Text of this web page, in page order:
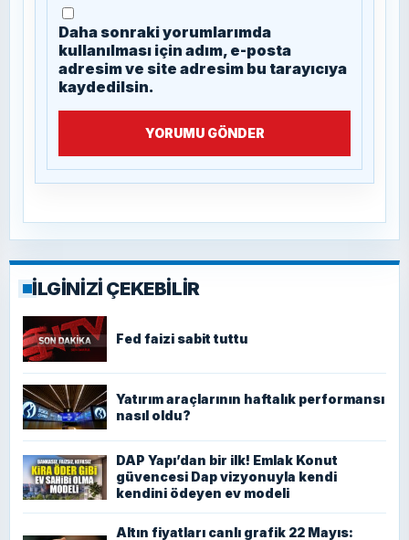
Daha sonraki yorumlarımda
kullanılması için adım, e-posta
adresim ve site adresim bu tarayıcıya
kaydedilsin.
YORUMU GÖNDER
İLGİNİZİ ÇEKEBİLİR
Fed faizi sabit tuttu
Yatırım araçlarının haftalık performansı
nasıl oldu?
DAP Yapı’dan bir ilk! Emlak Konut
güvencesi Dap vizyonuyla kendi
kendini ödeyen ev modeli
Altın fiyatları canlı grafik 22 Mayıs: